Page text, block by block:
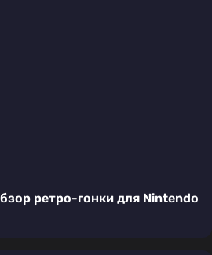
ретро-гонки для Nintendo